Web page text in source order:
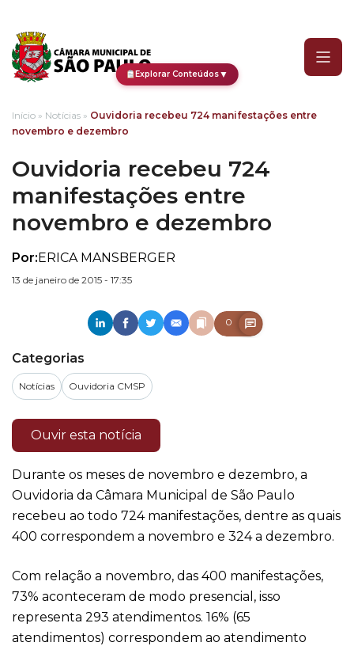
Explorar Conteúdos▼
Início » Notícias » Ouvidoria recebeu 724 manifestações entre
novembro e dezembro
Ouvidoria recebeu 724
manifestações entre
novembro e dezembro
Por:ERICA MANSBERGER
13 de janeiro de 2015 - 17:35
0
Categorias
Notícias Ouvidoria CMSP
Ouvir esta notícia
Durante os meses de novembro e dezembro, a
Ouvidoria da Câmara Municipal de São Paulo
recebeu ao todo 724 manifestações, dentre as quais
400 correspondem a novembro e 324 a dezembro.
Com relação a novembro, das 400 manifestações,
73% aconteceram de modo presencial, isso
representa 293 atendimentos. 16% (65
atendimentos) correspondem ao atendimento